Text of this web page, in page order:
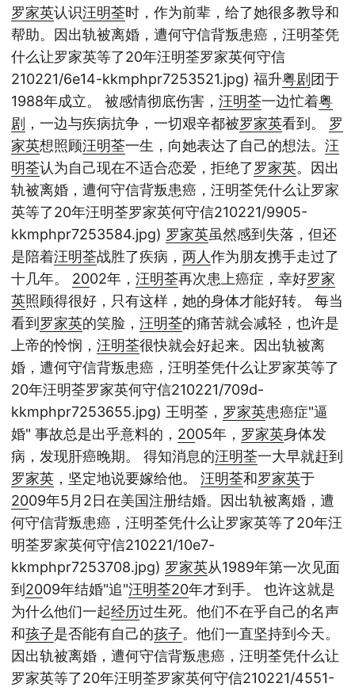
罗家英认识汪明荃时，作为前辈，给了她很多教导和
帮助。因出轨被离婚，遭何守信背叛患癌，汪明荃凭
什么让罗家英等了20年汪明荃罗家英何守信
210221/6e14-kkmphpr7253521.jpg) 福升粤剧 团于
1988年成立。 被感情彻底伤害， 汪明荃一边忙着粤
剧 ，一边与疾病抗争，一切艰辛都被罗家英看到。 罗
家英想照顾汪明荃一生，向她表达了自己的想法。 汪
明荃认为自己现在不适合恋爱，拒绝了罗家英。因出
轨被离婚，遭何守信背叛患癌，汪明荃凭什么让罗家
英等了20年汪明荃罗家英何守信210221/9905-
kkmphpr7253584.jpg) 罗家英虽然感到失落，但还
是陪着汪明荃战胜了疾病， 两人作为朋友携手走过了
十几年。 2002年， 汪明荃再次患上癌症，幸好罗家
英照顾得很好，只有这样，她的身体才能好转。 每当
看到 罗家英的笑脸， 汪明荃的痛苦就会减轻，也许是
上帝的怜悯， 汪明荃很快就会好起来。因出轨被离
婚，遭何守信背叛患癌，汪明荃凭什么让罗家英等了
20年汪明荃罗家英何守信210221/709d-
kkmphpr7253655.jpg) 王明荃， 罗家英患癌症"逼
婚" 事故总是出乎意料的， 2005年， 罗家英身体发
病，发现肝癌晚期。 得知消息的汪明荃一大早就赶到
罗家英 ，坚定地说要嫁给他。 汪明荃和罗家英于
2009年5月2日在美国注册结婚。因出轨被离婚，遭
何守信背叛患癌，汪明荃凭什么让罗家英等了20年汪
明荃罗家英何守信210221/10e7-
kkmphpr7253708.jpg) 罗家英从1989年第一次见面
到 2009年结婚"追"汪明荃20年才到手。 也许这就是
为什么他们一起经历过生死。他们不在乎自己的名声
和孩子是否能有自己的孩子。他们一直坚持到今天。
因出轨被离婚，遭何守信背叛患癌，汪明荃凭什么让
罗家英等了20年汪明荃罗家英何守信210221/4551-